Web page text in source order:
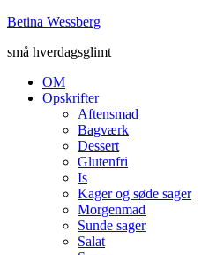
Betina Wessberg
små hverdagsglimt
OM
Opskrifter
Aftensmad
Bagværk
Dessert
Glutenfri
Is
Kager og søde sager
Morgenmad
Sunde sager
Salat